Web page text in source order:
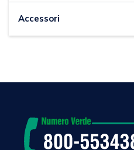
Accessori